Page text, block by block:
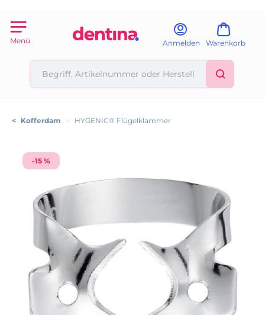
Menü Anmelden Warenkorb
< Kofferdam > HYGENIC® Flügelklammer
-15 %